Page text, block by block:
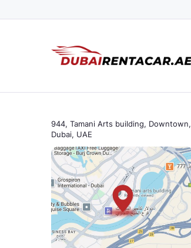
944, Tamani Arts building, Downtown,
Dubai, UAE